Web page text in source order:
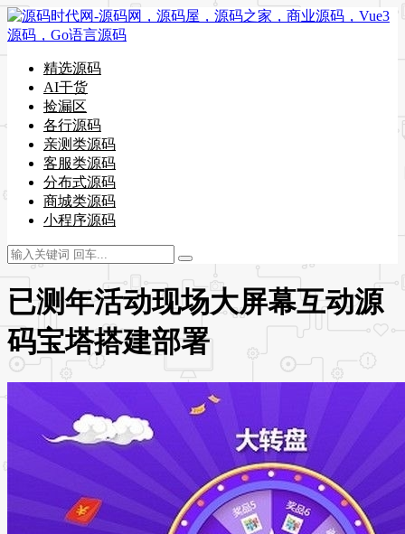
精选源码
AI干货
捡漏区
各行源码
亲测类源码
客服类源码
分布式源码
商城类源码
小程序源码
已测年活动现场大屏幕互动源
码宝塔搭建部署